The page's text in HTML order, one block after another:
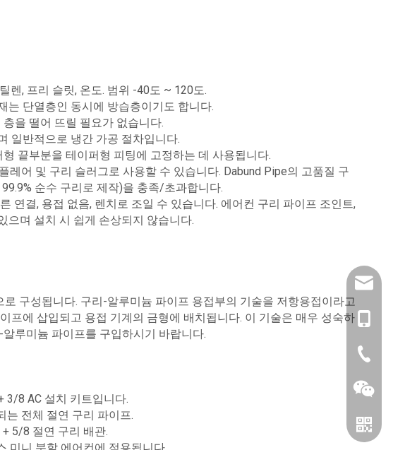
렌, 프리 슬릿, 온도. 범위 -40도 ~ 120도.
는 단열층인 동시에 방습층이기도 합니다.
을 떨어 뜨릴 필요가 없습니다.
일반적으로 냉간 가공 절차입니다.
끝부분을 테이퍼형 피팅에 고정하는 데 사용됩니다.
레어 및 구리 슬러그로 사용할 수 있습니다. Dabund Pipe의 고품질 구
순수 구리로 제작)을 충족/초과합니다.
연결, 용접 없음, 렌치로 조일 수 있습니다. 에어컨 구리 파이프 조인트,
으며 설치 시 쉽게 손상되지 않습니다.
구성됩니다. 구리-알루미늄 파이프 용접부의 기술을 저항용접이라고
프에 삽입되고 용접 기계의 금형에 배치됩니다. 이 기술은 매우 성숙하
루미늄 파이프를 구입하시기 바랍니다.
3/8 AC 설치 키트입니다.
는 전체 절연 구리 파이프.
5/8 절연 구리 배관.
86-